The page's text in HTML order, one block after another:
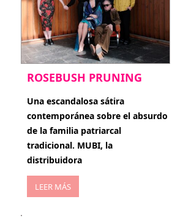
ROSEBUSH PRUNING
enero 20, 2026
Una escandalosa sátira
contemporánea sobre el absurdo
de la familia patriarcal
tradicional. MUBI, la
distribuidora
LEER MÁS